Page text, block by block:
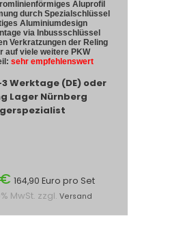
Aluprofil
durch Spezialschlüssel
Aluminiumdesign
via Inbussschlüssel
Verkratzungen der Reling
auf viele weitere PKW
sehr empfehlenswert
Werktage (DE) oder
Lager Nürnberg
164,90 Euro pro Set
MwSt. zzgl. Versand